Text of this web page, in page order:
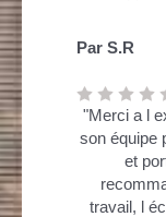
Par S.R
"Merci a l
son équipe
et
travail, l